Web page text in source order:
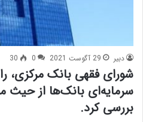
دبیر 29 آگوست 2021 0
30
شورای فقهی بانک مرکزی،
سرمایه‌ای بانک‌ها از حیث
بررسی کرد.